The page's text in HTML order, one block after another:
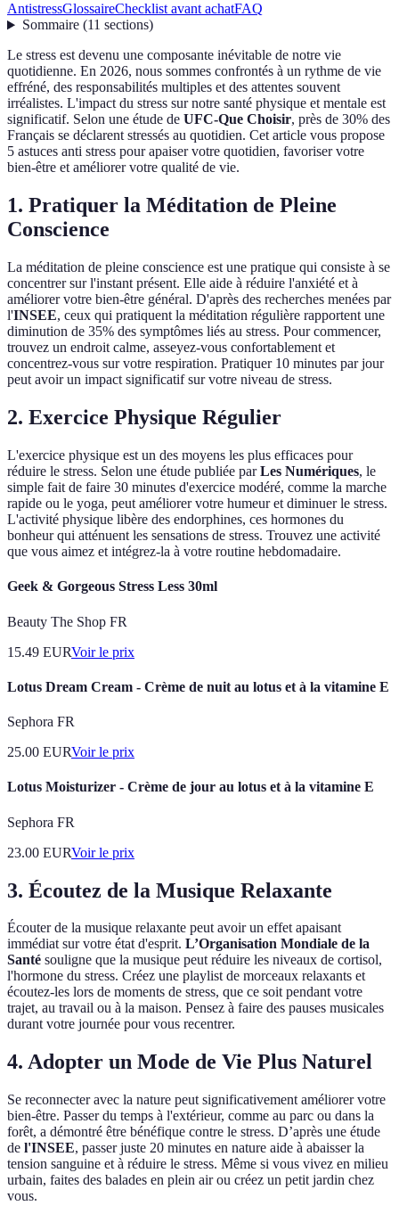
AntistressGlossaireChecklist avant achatFAQ
Sommaire(11 sections)
Le stress est devenu une composante inévitable de notre vie
quotidienne. En 2026, nous sommes confrontés à un rythme de vie
effréné, des responsabilités multiples et des attentes souvent
irréalistes. L'impact du stress sur notre santé physique et mentale est
significatif. Selon une étude de UFC-Que Choisir, près de 30% des
Français se déclarent stressés au quotidien. Cet article vous propose
5 astuces anti stress pour apaiser votre quotidien, favoriser votre
bien-être et améliorer votre qualité de vie.
1. Pratiquer la Méditation de Pleine
Conscience
La méditation de pleine conscience est une pratique qui consiste à se
concentrer sur l'instant présent. Elle aide à réduire l'anxiété et à
améliorer votre bien-être général. D'après des recherches menées par
l'INSEE, ceux qui pratiquent la méditation régulière rapportent une
diminution de 35% des symptômes liés au stress. Pour commencer,
trouvez un endroit calme, asseyez-vous confortablement et
concentrez-vous sur votre respiration. Pratiquer 10 minutes par jour
peut avoir un impact significatif sur votre niveau de stress.
2. Exercice Physique Régulier
L'exercice physique est un des moyens les plus efficaces pour
réduire le stress. Selon une étude publiée parLes Numériques, le
simple fait de faire 30 minutes d'exercice modéré, comme la marche
rapide ou le yoga, peut améliorer votre humeur et diminuer le stress.
L'activité physique libère des endorphines, ces hormones du
bonheur qui atténuent les sensations de stress. Trouvez une activité
que vous aimez et intégrez-la à votre routine hebdomadaire.
Geek & Gorgeous Stress Less 30ml
Beauty The Shop FR
15.49 EURVoir le prix
Lotus Dream Cream - Crème de nuit au lotus et à la vitamine E
Sephora FR
25.00 EURVoir le prix
Lotus Moisturizer - Crème de jour au lotus et à la vitamine E
Sephora FR
23.00 EURVoir le prix
3. Écoutez de la Musique Relaxante
Écouter de la musique relaxante peut avoir un effet apaisant
immédiat sur votre état d'esprit. L’Organisation Mondiale de la
Santé souligne que la musique peut réduire les niveaux de cortisol,
l'hormone du stress. Créez une playlist de morceaux relaxants et
écoutez-les lors de moments de stress, que ce soit pendant votre
trajet, au travail ou à la maison. Pensez à faire des pauses musicales
durant votre journée pour vous recentrer.
4. Adopter un Mode de Vie Plus Naturel
Se reconnecter avec la nature peut significativement améliorer votre
bien-être. Passer du temps à l'extérieur, comme au parc ou dans la
forêt, a démontré être bénéfique contre le stress. D’après une étude
de l'INSEE, passer juste 20 minutes en nature aide à abaisser la
tension sanguine et à réduire le stress. Même si vous vivez en milieu
urbain, faites des balades en plein air ou créez un petit jardin chez
vous.